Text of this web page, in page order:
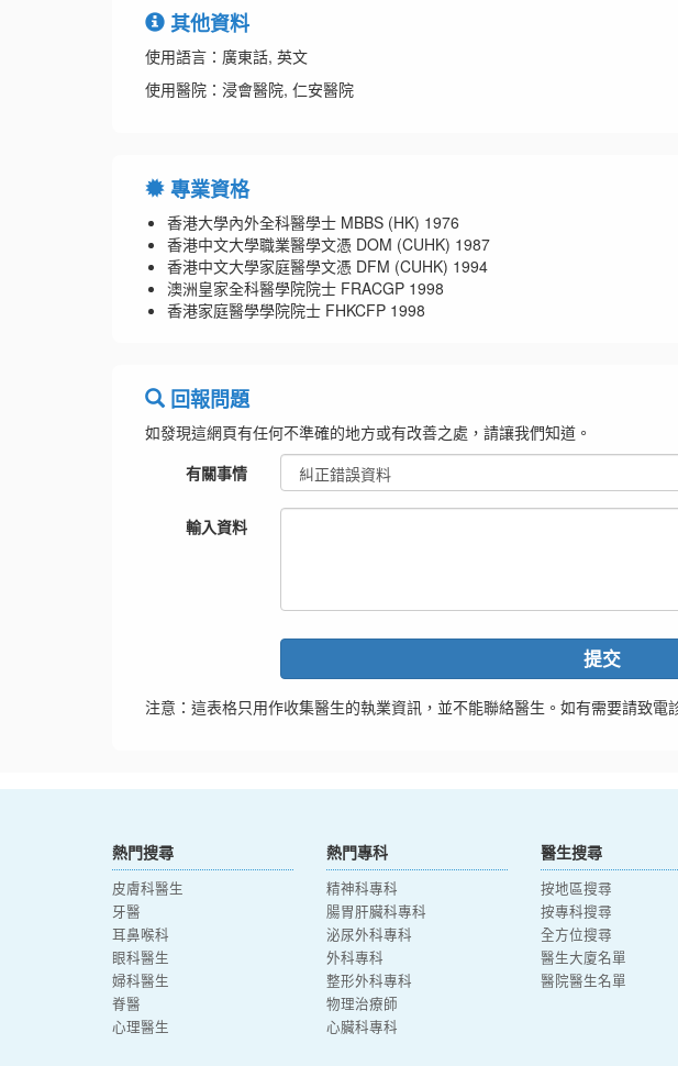
其他資料
使用語言：廣東話, 英文
使用醫院：浸會醫院, 仁安醫院
專業資格
香港大學內外全科醫學士 MBBS (HK) 1976
香港中文大學職業醫學文憑 DOM (CUHK) 1987
香港中文大學家庭醫學文憑 DFM (CUHK) 1994
澳洲皇家全科醫學院院士 FRACGP 1998
香港家庭醫學學院院士 FHKCFP 1998
回報問題
如發現這網頁有任何不準確的地方或有改善之處，請讓我們知道。
有關事情
輸入資料
提交
注意：這表格只用作收集醫生的執業資訊，並不能聯絡醫生。如有需要請致電
熱門搜尋
皮膚科醫生
牙醫
耳鼻喉科
眼科醫生
婦科醫生
脊醫
心理醫生
熱門專科
精神科專科
腸胃肝臟科專科
泌尿外科專科
外科專科
整形外科專科
物理治療師
心臟科專科
醫生搜尋
按地區搜尋
按專科搜尋
全方位搜尋
醫生大廈名單
醫院醫生名單